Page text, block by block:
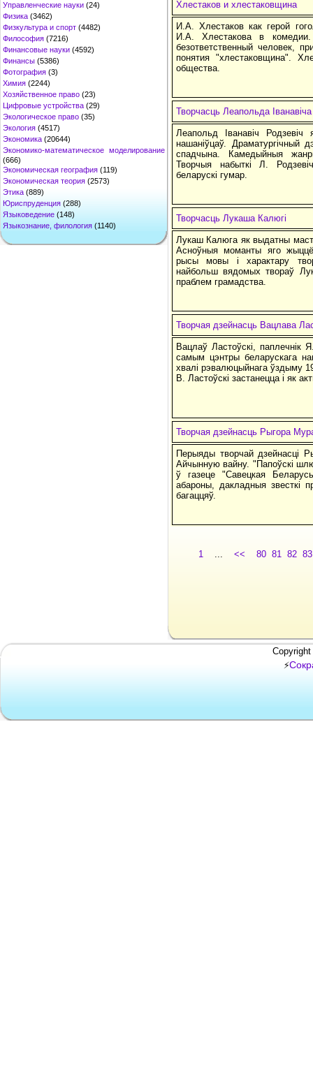
Управленческие науки (24)
Физика (3462)
Физкультура и спорт (4482)
Философия (7216)
Финансовые науки (4592)
Финансы (5386)
Фотография (3)
Химия (2244)
Хозяйственное право (23)
Цифровые устройства (29)
Экологическое право (35)
Экология (4517)
Экономика (20644)
Экономико-математическое моделирование
(666)
Экономическая география (119)
Экономическая теория (2573)
Этика (889)
Юриспруденция (288)
Языковедение (148)
Языкознание, филология (1140)
Хлестаков и хлестаковщина
И.А. Хлестаков как герой
И.А. Хлестакова в комедии.
безответственный человек,
понятия "хлестаковщина".
общества.
Творчасць Леапольда
Леапольд Іванавіч Родзевіч
нашаніўцаў. Драматургічный
спадчына. Камедыйныя
Творчыя набыткі Л.
беларускі гумар.
Творчасць Лукаша Калюгі
Лукаш Калюга як выдатны
Асноўныя моманты яго
рысы мовы і характару
найбольш вядомых твораў
праблем грамадства.
Творчая дзейнасць Вацлава
Вацлаў Ластоўскі, паплечнік
самым цэнтры беларускага
хвалі рэвалюцыйнага ўздыму
В. Ластоўскі застанецца і як
Творчая дзейнасць Рыгора
Перыяды творчай дзейнасці
Айчынную вайну. "Папоўскі
ў газеце "Савецкая
абароны, дакладныя звесткі
багаццяў.
1... << 80 81 82 83
⚡